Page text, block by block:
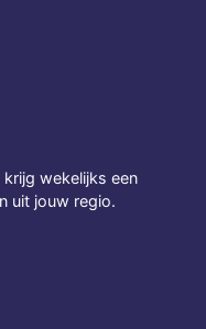
wekelijks een
uit jouw regio.